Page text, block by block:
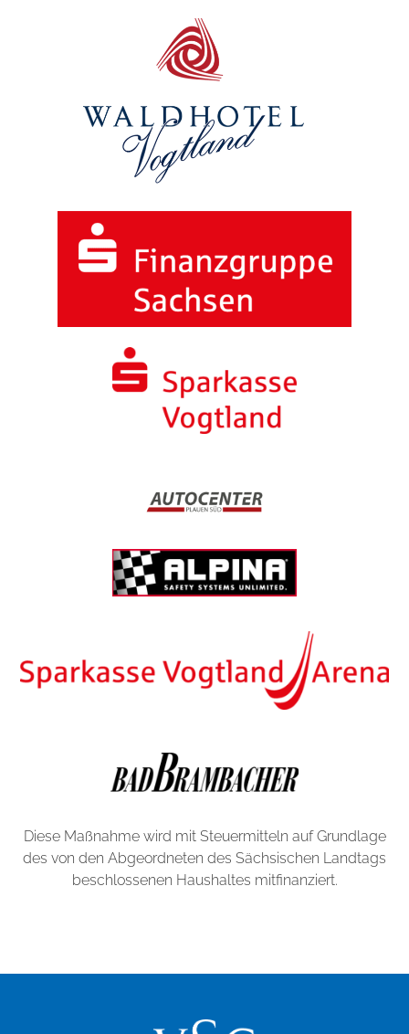
Diese Maßnahme wird mit Steuermitteln auf Grundlage
des von den Abgeordneten des Sächsischen Landtags
beschlossenen Haushaltes mitfinanziert.